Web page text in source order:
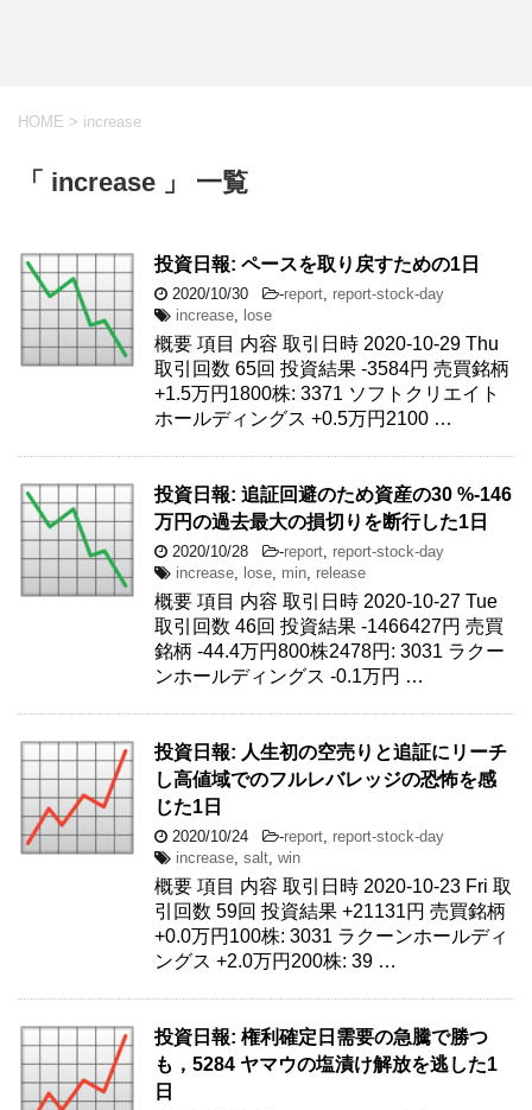
HOME > increase
「 increase 」 一覧
投資日報: ペースを取り戻すための1日
2020/10/30 -report report-stock-day
increase lose
概要 項目 内容 取引日時 2020-10-29 Thu
取引回数 65回 投資結果 -3584円 売買銘柄
+1.5万円1800株: 3371 ソフトクリエイト
ホールディングス +0.5万円2100 …
投資日報: 追証回避のため資産の30 %-146
万円の過去最大の損切りを断行した1日
2020/10/28 -report report-stock-day
increase lose min release
概要 項目 内容 取引日時 2020-10-27 Tue
取引回数 46回 投資結果 -1466427円 売買
銘柄 -44.4万円800株2478円: 3031 ラクー
ンホールディングス -0.1万円 …
投資日報: 人生初の空売りと追証にリーチ
し高値域でのフルレバレッジの恐怖を感
じた1日
2020/10/24 -report report-stock-day
increase salt win
概要 項目 内容 取引日時 2020-10-23 Fri 取
引回数 59回 投資結果 +21131円 売買銘柄
+0.0万円100株: 3031 ラクーンホールディ
ングス +2.0万円200株: 39 …
投資日報: 権利確定日需要の急騰で勝つ
も，5284 ヤマウの塩漬け解放を逃した1
日